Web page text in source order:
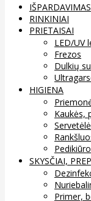
IŠPARDAVIMAS
RINKINIAI
PRIETAISAI
LED/UV
Frezos
Dulkių
HIGIENA
Kaukės,
SKYSČIAI,
Primer,